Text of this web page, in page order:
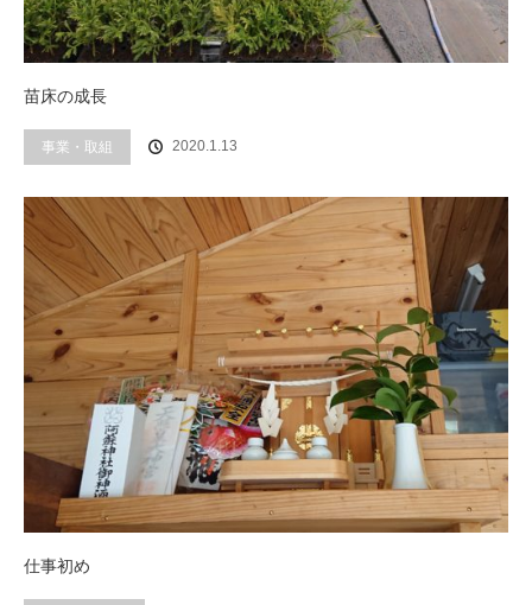
苗床の成長
事業・取組 2020.1.13
仕事初め